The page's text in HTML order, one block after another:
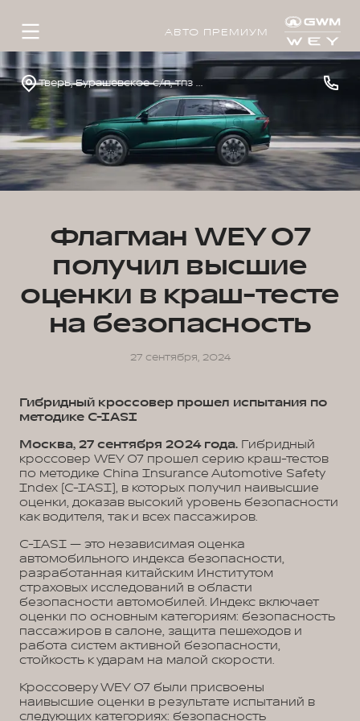
АВТО ПРЕМИУМ
Тверь, Бурашевское с/п, тпз Боровлево-1, стр. 4
Флагман WEY 07
получил высшие
оценки в краш-тесте
на безопасность
27 сентября, 2024
Гибридный кроссовер прошел испытания по
методике C-IASI
Москва, 27 сентября 2024 года. Гибридный
кроссовер WEY 07 прошел серию краш-тестов
по методике China Insurance Automotive Safety
Index (C-IASI), в которых получил наивысшие
оценки, доказав высокий уровень безопасности
как водителя, так и всех пассажиров.
C-IASI — это независимая оценка
автомобильного индекса безопасности,
разработанная китайским Институтом
страховых исследований в области
безопасности автомобилей. Индекс включает
оценки по основным категориям: безопасность
пассажиров в салоне, защита пешеходов и
работа систем активной безопасности,
стойкость к ударам на малой скорости.
Кроссоверу WEY 07 были присвоены
наивысшие оценки в результате испытаний в
следующих категориях: безопасность